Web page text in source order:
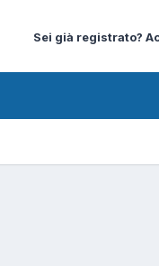
Sei già registrato?